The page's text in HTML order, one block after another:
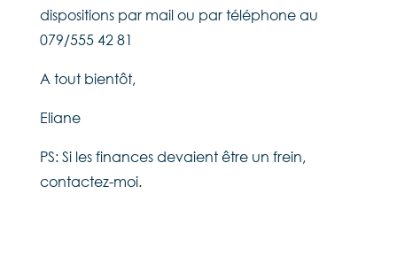
dispositions par mail ou par téléphone au
079/555 42 81
A tout bientôt,
Eliane
PS: Si les finances devaient être un frein,
contactez-moi.